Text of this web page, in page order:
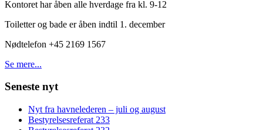
Kontoret har åben alle hverdage fra kl. 9-12
Toiletter og bade er åben indtil 1. december
Nødtelefon +45 2169 1567
Se mere...
Seneste nyt
Nyt fra havnelederen – juli og august
Bestyrelsesreferat 233